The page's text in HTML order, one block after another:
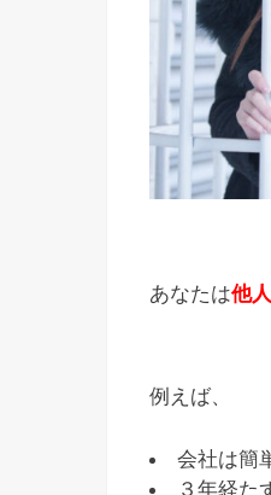
あなたは他
例えば、
会社は簡
３年経た